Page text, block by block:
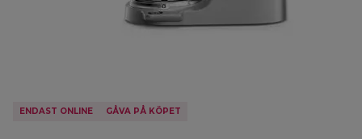
ENDAST ONLINE GÅVA PÅ KÖPET